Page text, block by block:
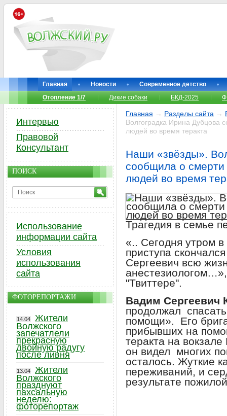
Главная Новости
Современное детство
Отопление 1/7
Дикие собаки БКД-2025
Главная → Разделы сайта →
Волгоградка Ирина Дубцова
людей во время теракта
Наши «звёзды».
сообщила о смерти
людей во время
Трагедия в семье
«.. Сегодня утром в
приступа
Сергеевич всю
"Твиттере".
Вадим Сергеевич
продолжал
помощи». Его
прибывших на
теракта на
он видел многих
осталось. Жуткие
переживаний, и
результате
Интервью
Правовой
Консультант
ПОИСК
Использование
информации сайта
Условия
использования
сайта
ФОТОРЕПОРТАЖИ
14.04
Жители
Волжского
запечатлели
прекрасную
двойную радугу
после ливня
13.04
Жители
Волжского
празднуют
пахсальную
неделю:
фоторепортаж